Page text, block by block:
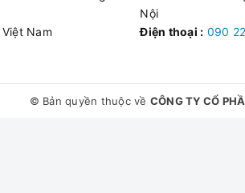
nóng lạnh Picenza rò điện
Picenza chảy nước, rỉ nước ở chân cọc
Nam
Nội
Điện thoại : 090
© Bản quyền thuộc về CÔNG TY CỔ